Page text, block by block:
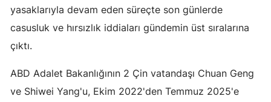
Erzincan
Eskişehir
yasaklarıyla devam eden süreçte son günlerde
casusluk ve hırsızlık iddiaları gündemin üst sıralarına
çıktı.
ABD Adalet Bakanlığının 2 Çin vatandaşı Chuan Geng
ve Shiwei Yang'u, Ekim 2022'den Temmuz 2025'e